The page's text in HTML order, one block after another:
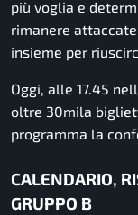
più voglia e
rimanere
insieme per
Oggi, alle 17.45
oltre 30mila
programma la
CALENDARIO,
GRUPPO B